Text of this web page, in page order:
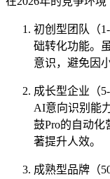
初创型团队（
础转化功能。
意识，避免因
成长型企业（
AI意向识别能
鼓Pro的自动化
著提升人效。
成熟型品牌（